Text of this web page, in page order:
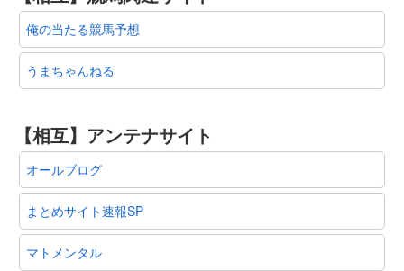
俺の当たる競馬予想
うまちゃんねる
【相互】アンテナサイト
オールブログ
まとめサイト速報SP
マトメンタル